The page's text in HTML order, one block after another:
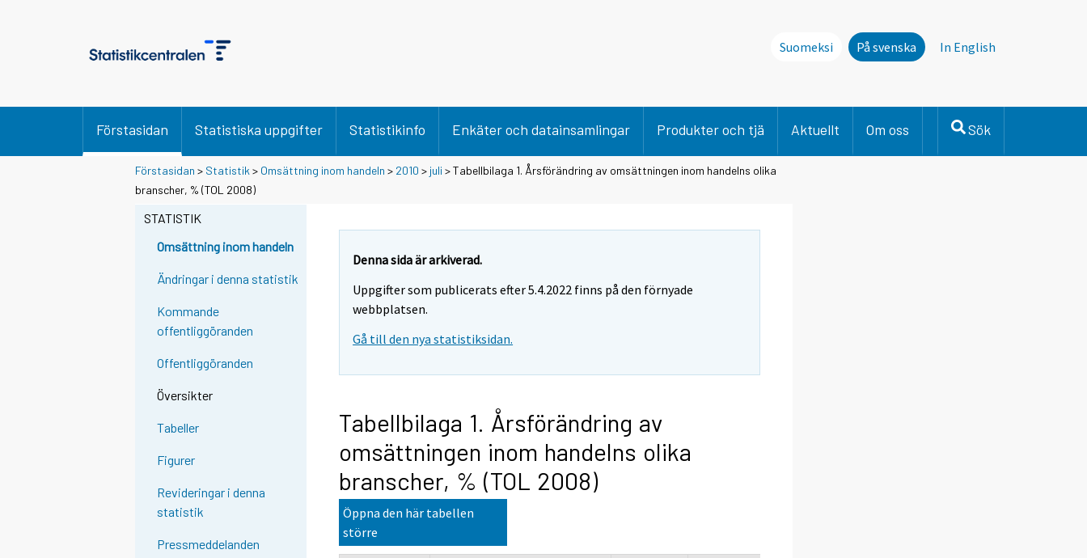
Suomeksi På svenska In English
Förstasidan Statistiska uppgifter Statistikinfo Enkäter och datainsamlingar Produkter och tjä Aktuellt Om oss Sök
Förstasidan > Statistik > Omsättning inom handeln > 2010 > juli > Tabellbilaga 1. Årsförändring av omsättningen inom handelns olika
branscher, % (TOL 2008)
STATISTIK
Omsättning inom handeln
Ändringar i denna statistik
Kommande
offentliggöranden
Offentliggöranden
Översikter
Tabeller
Figurer
Revideringar i denna
statistik
Pressmeddelanden
Denna sida är arkiverad.
Uppgifter som publicerats efter 5.4.2022 finns på den förnyade
webbplatsen.
Gå till den nya statistiksidan.
Tabellbilaga 1. Årsförändring av
omsättningen inom handelns olika
branscher, % (TOL 2008)
Öppna den här tabellen
större